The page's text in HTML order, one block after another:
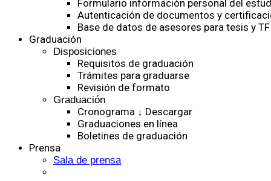
Formulario información personal del
Autenticación de documentos y
Base de datos de asesores para tesis y
Graduación
Disposiciones
Requisitos de graduación
Trámites para graduarse
Revisión de formato
Graduación
Cronograma ↓ Descargar
Graduaciones en línea
Boletines de graduación
Prensa
Sala de prensa